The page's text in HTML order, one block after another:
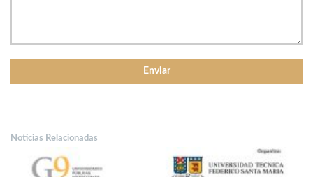
Noticias Relacionadas